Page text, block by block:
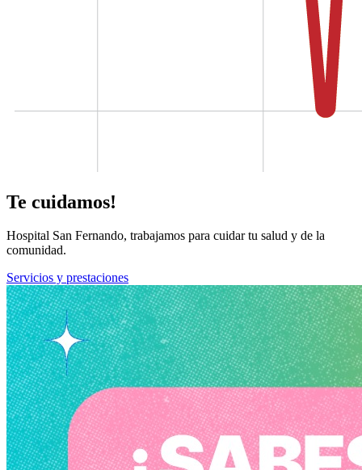
Te cuidamos!
Hospital San Fernando, trabajamos para cuidar tu salud y de la
comunidad.
Servicios y prestaciones